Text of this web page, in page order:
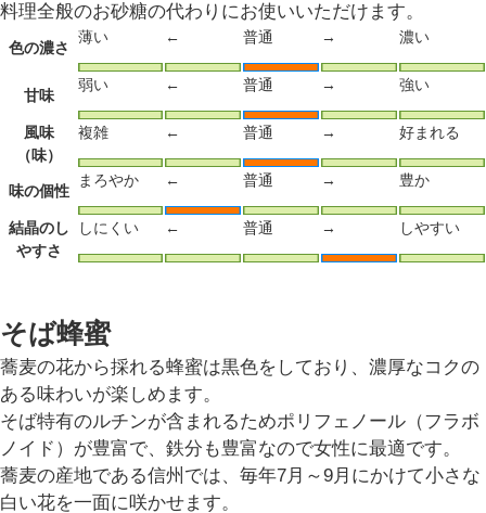
料理全般のお砂糖の代わりにお使いいただけます。
色の濃さ
薄い ← 普通 → 濃い
甘味
弱い ← 普通 → 強い
風味
（味）
複雑 ← 普通 → 好まれる
味の個性
まろやか ← 普通 → 豊か
結晶のし
やすさ
しにくい ← 普通 → しやすい
そば蜂蜜
蕎麦の花から採れる蜂蜜は黒色をしており、濃厚なコクの
ある味わいが楽しめます。
そば特有のルチンが含まれるためポリフェノール（フラボ
ノイド）が豊富で、鉄分も豊富なので女性に最適です。
蕎麦の産地である信州では、毎年7月～9月にかけて小さな
白い花を一面に咲かせます。